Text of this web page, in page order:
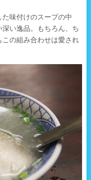
味付けのスープの中
い逸品。もちろん、ち
の組み合わせは愛され